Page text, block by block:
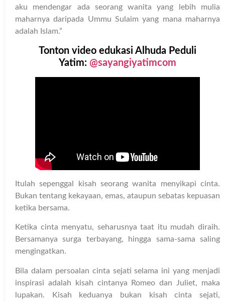
aku mendengar ada seorang wanita yang lebih mulia
maharnya daripada Ummu Sulaim yang mana maharnya
adalah Islam.”
Tonton video edukasi Alhuda Peduli
Yatim: @sayangiyatimcom
Itulah sepenggal kisah seorang wanita menyikapi cinta.
Bukan tentang kekayaan, emas, ataupun sebatas kepuasan
ketika bersama.
Ketika cinta menyatu, seharusnya taat itu mudah diraih.
Bersamanya surga terbayang, hingga sama-sama saling
mengingatkan.
Bila dalam persoalan cinta sejati selama ini yang menjadi
inspirasi adalah kisah cintanya Romeo dan Juliet, maka
lupakan. Kisah keduanya bukan kisah cinta sejati,